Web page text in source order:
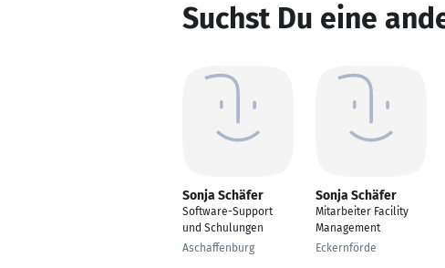
Suchst Du eine
Sonja Schäfer
Software-Support
und Schulungen
Aschaffenburg
Sonja Schäfer
Mitarbeiter Facility
Management
Eckernförde